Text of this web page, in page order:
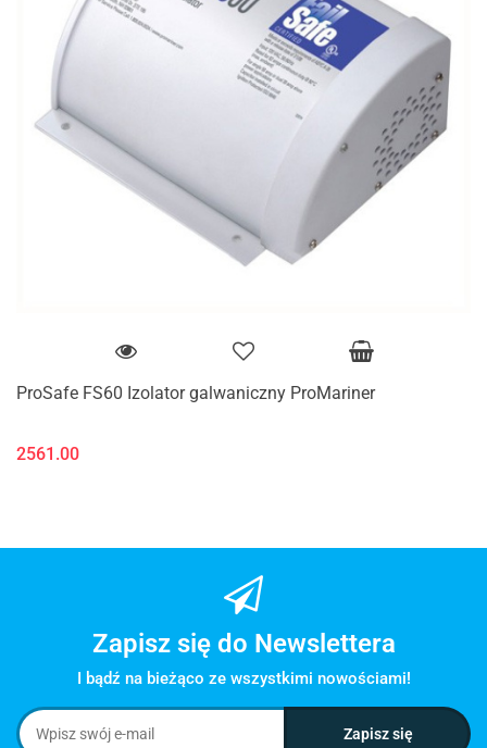
ProSafe FS60 Izolator galwaniczny ProMariner
2561.00
Zapisz się do Newslettera
I bądź na bieżąco ze wszystkimi nowościami!